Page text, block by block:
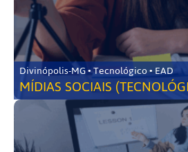
Divinópolis-MG • Tecnológico • EAD
MÍDIAS SOCIAIS